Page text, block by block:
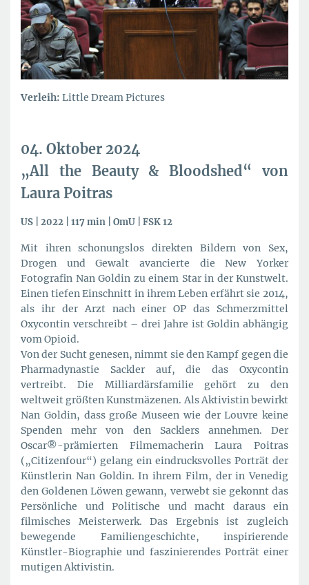
Verleih: Little Dream Pictures
04. Oktober 2024
„All the Beauty & Bloodshed“ von
Laura Poitras
US | 2022 | 117 min | OmU | FSK 12
Mit ihren schonungslos direkten Bildern von Sex,
Drogen und Gewalt avancierte die New Yorker
Fotografin Nan Goldin zu einem Star in der Kunstwelt.
Einen tiefen Einschnitt in ihrem Leben erfährt sie 2014,
als ihr der Arzt nach einer OP das Schmerzmittel
Oxycontin verschreibt – drei Jahre ist Goldin abhängig
vom Opioid.
Von der Sucht genesen, nimmt sie den Kampf gegen die
Pharmadynastie Sackler auf, die das Oxycontin
vertreibt. Die Milliardärsfamilie gehört zu den
weltweit größten Kunstmäzenen. Als Aktivistin bewirkt
Nan Goldin, dass große Museen wie der Louvre keine
Spenden mehr von den Sacklers annehmen. Der
Oscar®-prämierten Filmemacherin Laura Poitras
(„Citizenfour“) gelang ein eindrucksvolles Porträt der
Künstlerin Nan Goldin. In ihrem Film, der in Venedig
den Goldenen Löwen gewann, verwebt sie gekonnt das
Persönliche und Politische und macht daraus ein
filmisches Meisterwerk. Das Ergebnis ist zugleich
bewegende Familiengeschichte, inspirierende
Künstler-Biographie und faszinierendes Porträt einer
mutigen Aktivistin.